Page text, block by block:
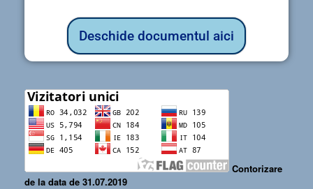
Deschide documentul aici
Contorizare
de la data de 31.07.2019